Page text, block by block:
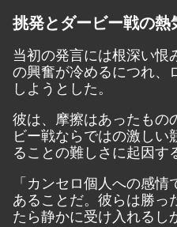
挑発とダービー戦の熱
当初の発言には根深い恨
の興奮が冷めるにつれ、
しようとした。
彼は、摩擦はあったもの
ビー戦ならではの激し
ることの難しさに起因す
「カンセロ個人への感
あることだ。彼らは勝っ
たら静かに受け入れるし